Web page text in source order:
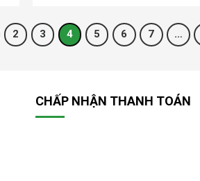
2 3 4 5 6 7 …
CHẤP NHẬN THANH TOÁN